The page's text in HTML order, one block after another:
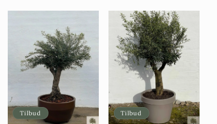
Tilbud Tilbud